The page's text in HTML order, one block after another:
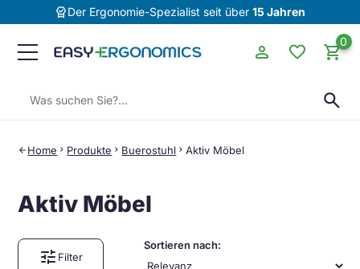
editor_choiceDer Ergonomie-Spezialist seit über 15 Jahren
search
person favorite 0
shopping_cart
arrow_back Home chevron_right Produkte chevron_right Buerostuhl chevron_right Aktiv Möbel
Aktiv Möbel
tune Filter
Sortieren nach: